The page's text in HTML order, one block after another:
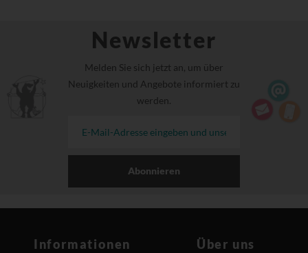
Newsletter
Melden Sie sich jetzt an, um über
Neuigkeiten und Angebote informiert zu
werden.
Abonnieren
Informationen Über uns